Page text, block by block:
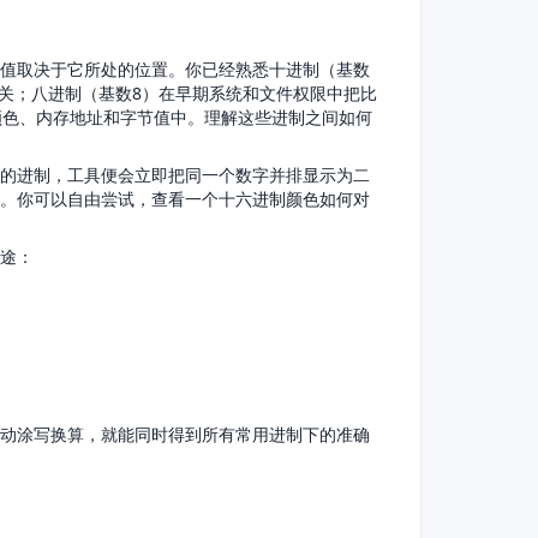
取决于它所处的位置。你已经熟悉十进制（基数
；八进制（基数8）在早期系统和文件权限中把比
、内存地址和字节值中。理解这些进制之间如何
进制，工具便会立即把同一个数字并排显示为二
你可以自由尝试，查看一个十六进制颜色如何对
：
涂写换算，就能同时得到所有常用进制下的准确